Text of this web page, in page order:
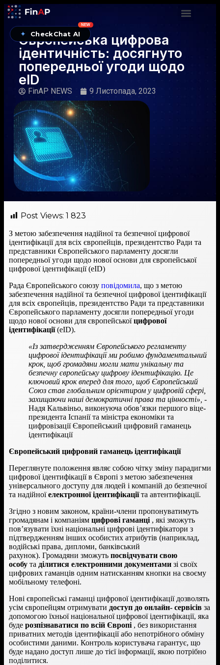
✦ CheckChat AI
NEW
Європейська цифрова
ідентичність: досягнуто
попередньої угоди щодо
eID
FinAP NEWS 9 Листопада, 2023
Post Views: 1 823
З метою забезпечення надійної та безпечної цифрової
ідентифікації для всіх європейців, президентство Ради та
представники Європейського парламенту досягли
попередньої угоди щодо нової основи для європейської
цифрової ідентифікації (eID)
Рада Європейського союзу повідомила, що з метою
забезпечення надійної та безпечної цифрової ідентифікації
для всіх європейців, президентство Ради та представники
Європейського парламенту досягли попередньої угоди
щодо нової основи для європейськоїцифрової
ідентифікації(eID).
«Із затвердженням Європейського регламенту
цифрової ідентифікації ми робимо фундаментальний
крок, щоб громадяни могли мати унікальну та
безпечну європейську цифрову ідентифікацію. Це
ключовий крок вперед для того, щоб Європейський
Союз став глобальним орієнтиром у цифровій сфері,
захищаючи наші демократичні права та цінності», -
Надя Кальвіньо, виконуюча обов’язки першого віце-
президента Іспанії та міністра економіки та
цифровізації Європейський цифровий гаманець
ідентифікації
Європейський цифровий гаманець ідентифікації
Переглянуте положення являє собою чітку зміну парадигми
цифрової ідентифікації в Європі з метою забезпечення
універсального доступу для людей і компаній до безпечної
та надійноїелектронної ідентифікаціїта автентифікації.
Згідно з новим законом, країни-члени пропонуватимуть
громадянам і компаніям цифрові гаманці , які зможуть
пов’язувати їхні національні цифрові ідентифікатори з
підтвердженням інших особистих атрибутів (наприклад,
водійські права, дипломи, банківський
рахунок). Громадяни зможуть посвідчувати свою
особу та ділитися електронними документами зі своїх
цифрових гаманців одним натисканням кнопки на своєму
мобільному телефоні.
Нові європейські гаманці цифрової ідентифікації дозволять
усім європейцям отримувати доступ до онлайн- сервісів за
допомогою їхньої національної цифрової ідентифікації, яка
буде розпізнаватися по всій Європі , без використання
приватних методів ідентифікації або непотрібного обміну
особистими даними. Контроль користувача гарантує, що
буде надано доступ лише до тієї інформації, якою потрібно
поділитися.